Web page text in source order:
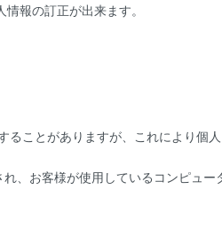
報の訂正が出来ます。
ことがありますが、これにより個
、お客様が使用しているコンピュ